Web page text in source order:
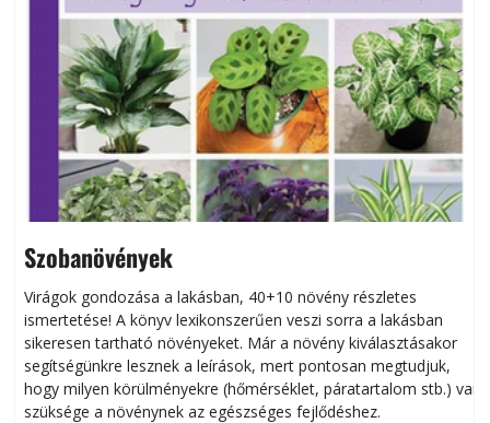
Szobanövények
Virágok gondozása a lakásban, 40+10 növény részletes
ismertetése! A könyv lexikonszerűen veszi sorra a lakásban
sikeresen tart­ha­tó növényeket. Már a növény kiválasztásakor
segítségünkre lesznek a leírások, mert pontosan megtudjuk,
hogy milyen körülményekre (hőmérséklet, páratartalom stb.) van
szüksége a növénynek az egészséges fejlődéshez.